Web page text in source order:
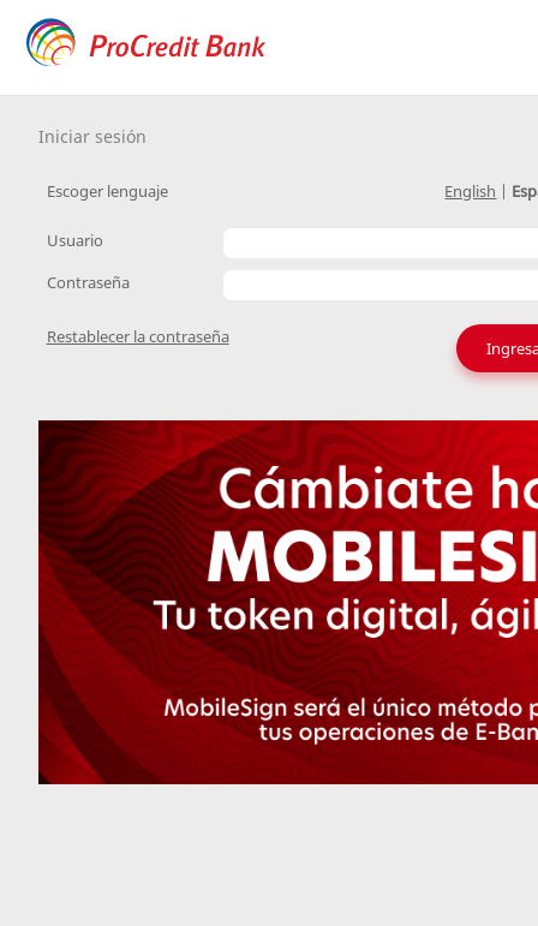
Iniciar sesión
Escoger lenguaje English |
Usuario
Contraseña
Restablecer la contraseña